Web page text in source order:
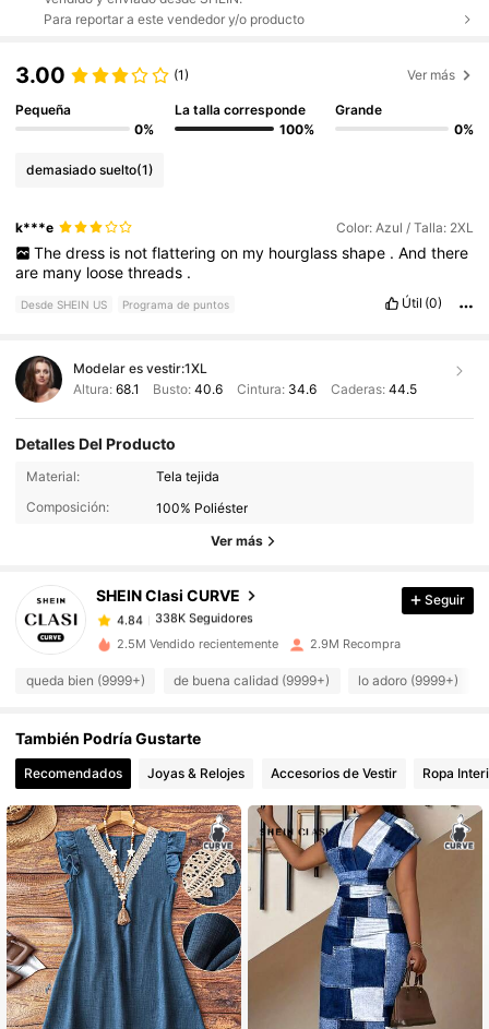
Para reportar a este vendedor y/o producto
3.00 (1) Ver más
Pequeña
0%
La talla corresponde
100%
Grande
0%
demasiado suelto(1)
k***e Color: Azul / Talla: 2XL
The dress is not flattering on my hourglass shape . And there
are many loosethreads .
Desde SHEIN US Programa de puntos Útil (0)
Modelar es vestir:1XL
Altura: 68.1 Busto:40.6 Cintura: 34.6 Caderas: 44.5
Detalles Del Producto
Material:
Tela tejida
Composición:
100% Poliéster
Ver más
SHEIN Clasi CURVE
338K Seguidores
338K Seguidores
4.84
338K Seguidores
b***l pagó Hace 1 día
4.84 338K Seguidores
4.84 338K Seguidores
4.84 338K Seguidores
4.84 338K Seguidores
4.84 338K Seguidores
4.84 338K Seguidores
Seguir
2.5M Vendido recientemente 2.9M Recompra
queda bien (9999+) de buena calidad (9999+) lo adoro (9999+)
También Podría Gustarte
Recomendados Joyas & Relojes Accesorios de Vestir Ropa